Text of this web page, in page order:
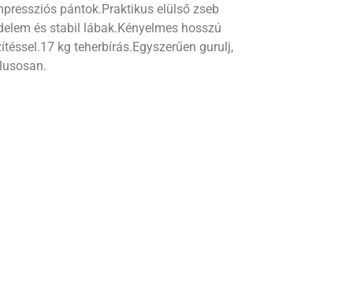
pántok.Praktikus elülső zseb
és stabil lábak.Kényelmes hosszú
kg teherbírás.Egyszerűen gurulj,